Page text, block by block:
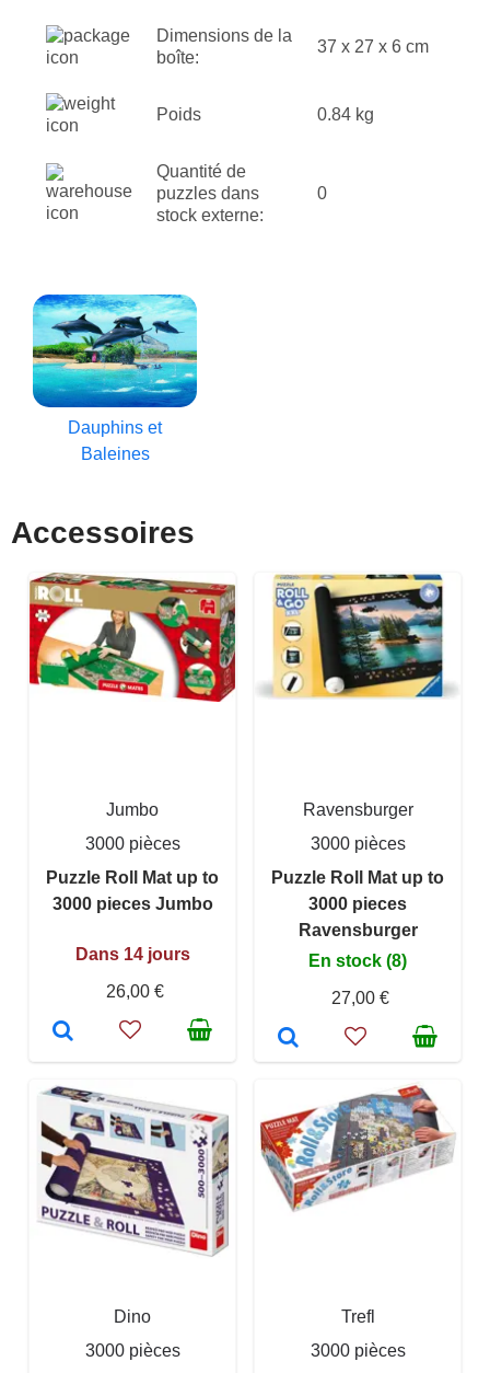
Dimensions de la
boîte:
37 x 27 x 6 cm
Poids 0.84 kg
Quantité de
puzzles dans
stock externe:
0
Dauphins et
Baleines
Accessoires
Jumbo
3000 pièces
Puzzle Roll Mat up to
3000 pieces Jumbo
Dans 14 jours
26,00 €
Ravensburger
3000 pièces
Puzzle Roll Mat up to
3000 pieces
Ravensburger
En stock (8)
27,00 €
Dino
3000 pièces
Trefl
3000 pièces